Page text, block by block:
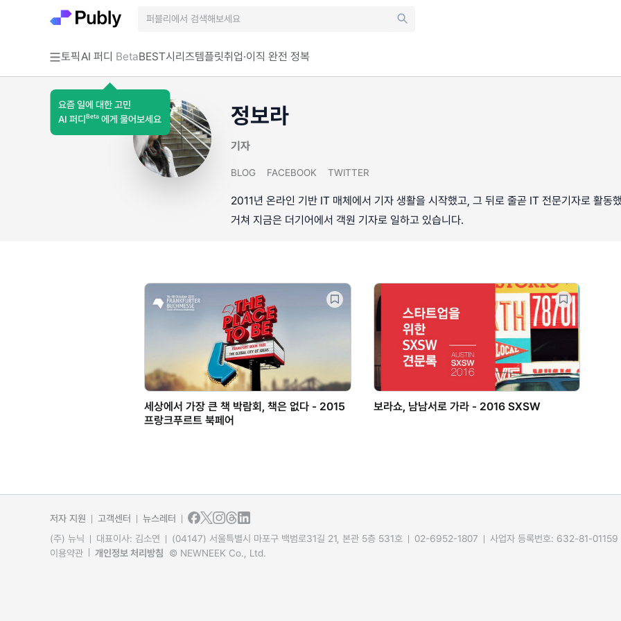
토픽AI 퍼디 Beta
요즘 일에 대한 고민
AI 퍼디 Beta 에게 물어보세요
BEST시리즈템플릿취업·이직 완전 정복
정보라
기자
BLOG FACEBOOK TWITTER
2011년 온라인 기반 IT 매체에서 기자 생활을 시작했고, 그 뒤로 줄곧 IT 전문기자로 활동
거쳐 지금은 더기어에서 객원 기자로 일하고 있습니다.
세상에서 가장 큰 책 박람회, 책은 없다 - 2015
프랑크푸르트 북페어
보라쇼, 남남서로 가라 - 2016 SXSW
저자 지원 고객센터
뉴스레터
(주) 뉴닉
대표이사: 김소연 (04147) 서울특별시 마포구 백범로31길 21, 본관 5층 531호 02-6952-1807 사업자 등록번호: 632-81-01159
이용약관
개인정보 처리방침 © NEWNEEK Co., Ltd.